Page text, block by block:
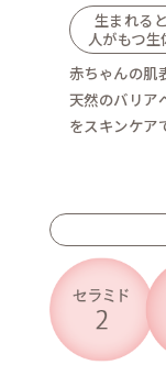
ゃ
脂
8種
天
ん